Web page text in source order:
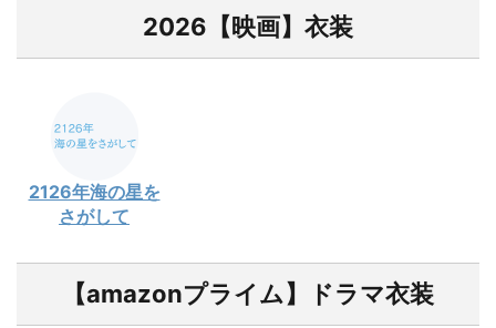
2026【映画】衣装
2126年海の星を
さがして
【amazonプライム】ドラマ衣装